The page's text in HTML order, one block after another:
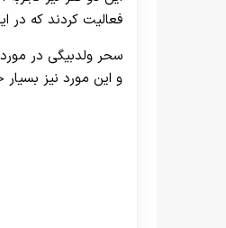
فعالیت کردند که در
سحر ولدبیگی در
و این مورد نیز